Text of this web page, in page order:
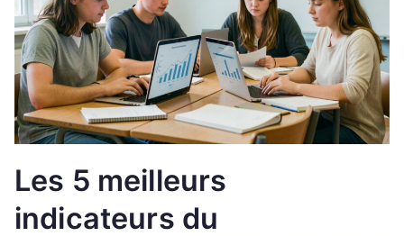
Les 5 meilleurs
indicateurs du